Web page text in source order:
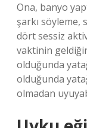
Ona, banyo
şarkı söyleme,
dört sessiz
vaktinin
olduğunda
olduğunda
olmadan